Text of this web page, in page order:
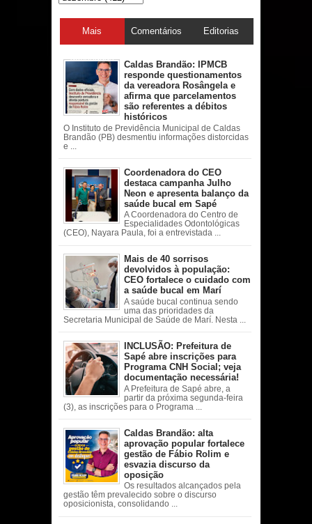
Mais
acessadas
Comentários Editorias
Caldas Brandão: IPMCB
responde questionamentos
da vereadora Rosângela e
afirma que parcelamentos
são referentes a débitos
históricos
O Instituto de Previdência Municipal de Caldas
Brandão (PB) desmentiu informações distorcidas
e ...
Coordenadora do CEO
destaca campanha Julho
Neon e apresenta balanço da
saúde bucal em Sapé
A Coordenadora do Centro de
Especialidades Odontológicas
(CEO), Nayara Paula, foi a entrevistada ...
Mais de 40 sorrisos
devolvidos à população:
CEO fortalece o cuidado com
a saúde bucal em Marí
A saúde bucal continua sendo
uma das prioridades da
Secretaria Municipal de Saúde de Marí. Nesta ...
INCLUSÃO: Prefeitura de
Sapé abre inscrições para
Programa CNH Social; veja
documentação necessária!
A Prefeitura de Sapé abre, a
partir da próxima segunda-feira
(3), as inscrições para o Programa ...
Caldas Brandão: alta
aprovação popular fortalece
gestão de Fábio Rolim e
esvazia discurso da
oposição
Os resultados alcançados pela
gestão têm prevalecido sobre o discurso
oposicionista, consolidando ...